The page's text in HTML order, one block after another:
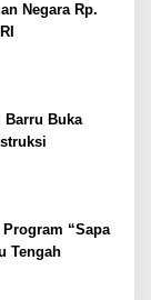
Negara Rp.
Barru Buka
“Sapa
Tengah